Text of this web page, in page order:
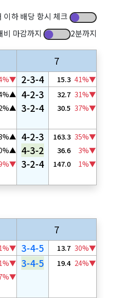
이하 배당 항시 체크
비 마감까지 2분까지
7
2-3-4 15.3 41%▼
4-2-3
3-2-4
32.7 31%▼
30.5 37%▼
4-2-3
4-3-2
3-2-4
163.3 35%▼
36.6
3%▼
147.0
1%▼
7
3-4-5 13.7 30%▼
3-4-5 19.4 24%▼